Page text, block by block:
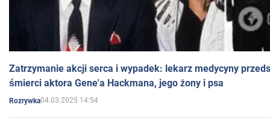
Zatrzymanie akcji serca i wypadek: lekarz medycyny
śmierci aktora Gene'a Hackmana, jego żony i psa
Rozrywka04.03.2025 14:54